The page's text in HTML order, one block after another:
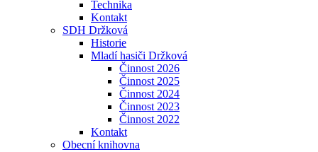
Technika
Kontakt
SDH Držková
Historie
Mladí hasiči Držková
Činnost 2026
Činnost 2025
Činnost 2024
Činnost 2023
Činnost 2022
Kontakt
Obecní knihovna